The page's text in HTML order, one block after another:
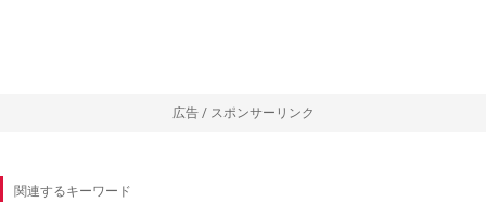
広告 / スポンサーリンク
関連するキーワード